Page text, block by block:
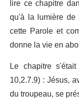
qu'à la lumière
cette Parole et
donne la vie en
Le chapitre
10,2.7.9) : Jésus,
du troupeau, se